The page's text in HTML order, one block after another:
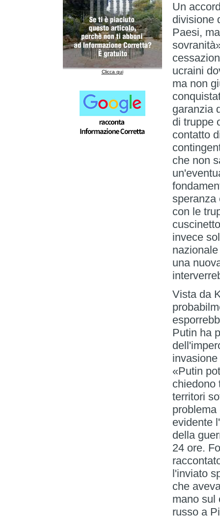
Clicca qui
Un
divisione
Paesi,
ucraini
ma non
garanzia
di truppe
contatto
che non
speranza
con le
invece
una
Vista da
Putin ha
«Putin
chiedono
territori
evidente
della
24 ore.
l'inviato
che
mano sul
russo a